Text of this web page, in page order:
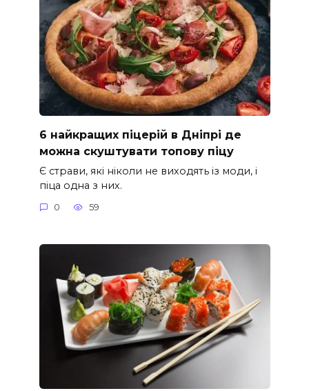
6 найкращих піцерій в Дніпрі де
можна скуштувати топову піцу
Є страви, які ніколи не виходять із моди, і
піца одна з них.
0 59